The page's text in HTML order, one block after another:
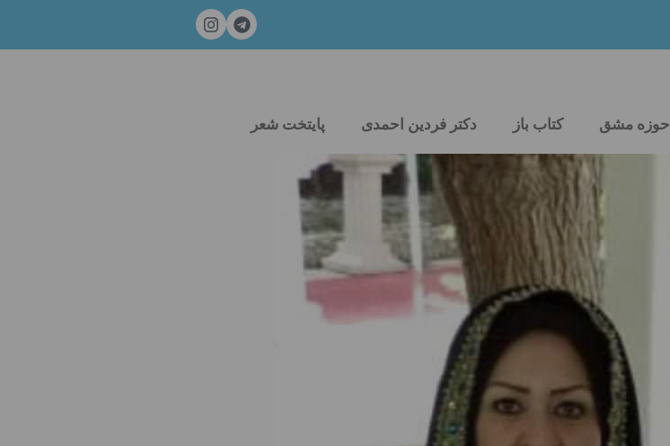
حوزه مشق کتاب باز دکتر فردین احمدی پایتخت شعر